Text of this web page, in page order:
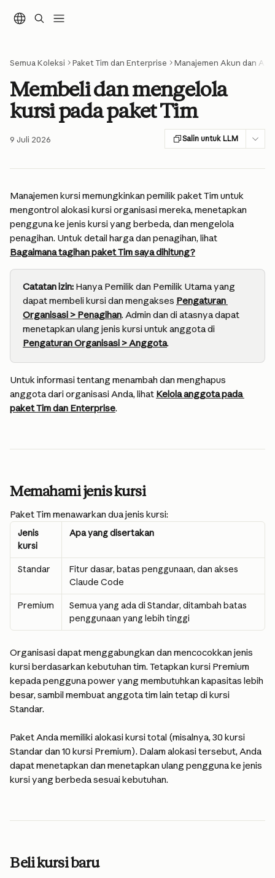
Semua Koleksi Paket Tim dan Enterprise Manajemen Akun dan
Membeli dan mengelola
kursi pada paket Tim
9 Juli 2026 Salin untuk LLM
Manajemen kursi memungkinkan pemilik paket Tim untuk
mengontrol alokasi kursi organisasi mereka, menetapkan
pengguna ke jenis kursi yang berbeda, dan mengelola
penagihan. Untuk detail harga dan penagihan, lihat
Bagaimana tagihan paket Tim saya dihitung?
Catatan izin: Hanya Pemilik dan Pemilik Utama yang
dapat membeli kursi dan mengakses Pengaturan
Organisasi > Penagihan. Admin dan di atasnya dapat
menetapkan ulang jenis kursi untuk anggota di
Pengaturan Organisasi > Anggota.
Untuk informasi tentang menambah dan menghapus
anggota dari organisasi Anda, lihat Kelola anggota pada
paket Tim dan Enterprise.
Memahami jenis kursi
Paket Tim menawarkan dua jenis kursi:
Jenis
kursi
Apa yang disertakan
Standar
Fitur dasar, batas penggunaan, dan akses
Claude Code
Premium
Semua yang ada di Standar, ditambah batas
penggunaan yang lebih tinggi
Organisasi dapat menggabungkan dan mencocokkan jenis
kursi berdasarkan kebutuhan tim. Tetapkan kursi Premium
kepada pengguna power yang membutuhkan kapasitas lebih
besar, sambil membuat anggota tim lain tetap di kursi
Standar.
Paket Anda memiliki alokasi kursi total (misalnya, 30 kursi
Standar dan 10 kursi Premium). Dalam alokasi tersebut, Anda
dapat menetapkan dan menetapkan ulang pengguna ke jenis
kursi yang berbeda sesuai kebutuhan.
Beli kursi baru